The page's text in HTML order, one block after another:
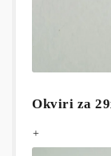
Okviri za
+